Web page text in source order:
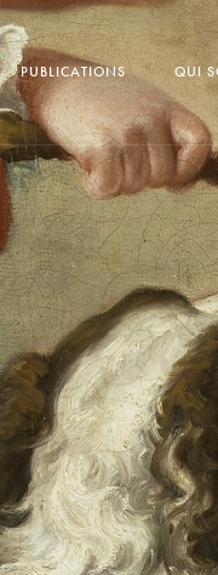
PUBLICATIONS QUI